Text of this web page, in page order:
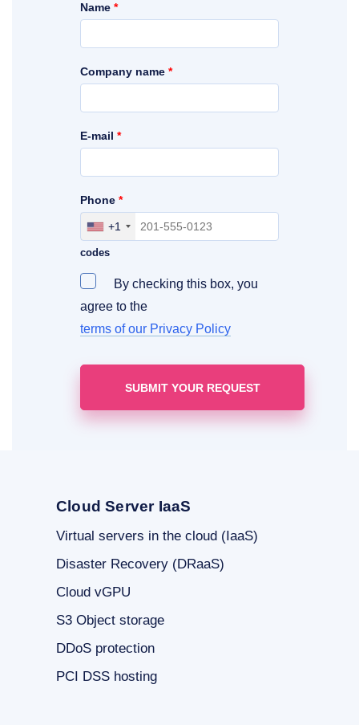
Name *
Company name *
E-mail *
Include your area, country and access
codes
+1
Phone *
By checking this box, you
agree to the
terms of our Privacy Policy
Cloud Server IaaS
Virtual servers in the cloud (IaaS)
Disaster Recovery (DRaaS)
Cloud vGPU
S3 Object storage
DDoS protection
PCI DSS hosting